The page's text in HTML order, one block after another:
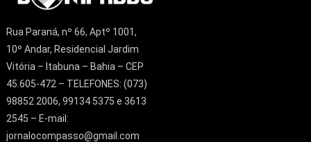
Rua Paraná, nº 66, Aptº 1001,
10º Andar, Residencial Jardim
Vitória – Itabuna – Bahia – CEP
45.605-472 – TELEFONES: (073)
98852 2006, 99134 5375 e 3613
2545 – E-mail:
jornalocompasso@gmail.com